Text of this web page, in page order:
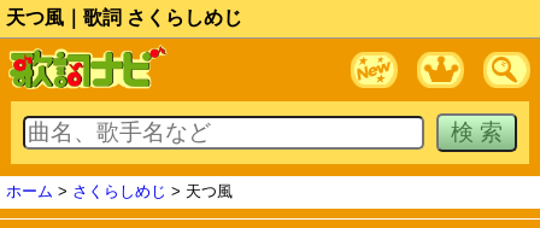
天つ風｜歌詞 さくらしめじ
ホーム > さくらしめじ > 天つ風